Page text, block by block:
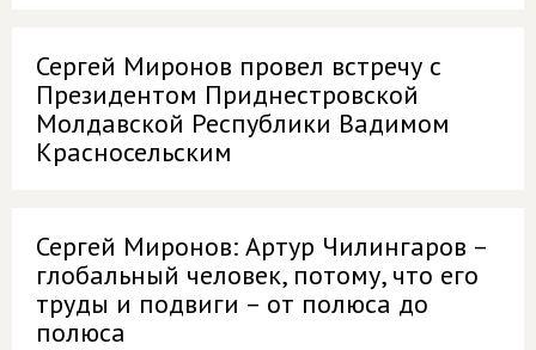
Сергей Миронов провел встречу с
Президентом Приднестровской
Молдавской Республики Вадимом
Красносельским
Сергей Миронов: Артур Чилингаров –
глобальный человек, потому, что его
труды и подвиги – от полюса до
полюса